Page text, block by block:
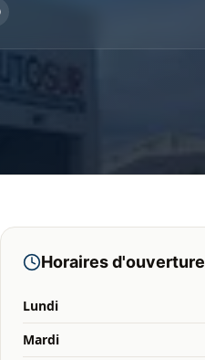
Horaires d'ouverture
Lundi
Mardi